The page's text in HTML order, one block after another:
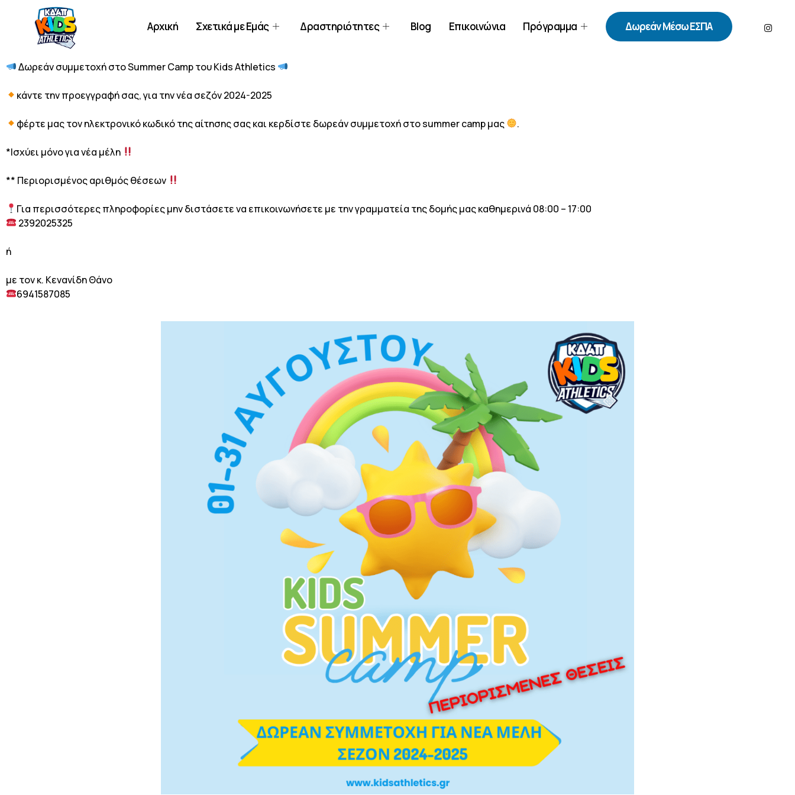
Αρχική Σχετικά με Εμάς Δραστηριότητες Blog Επικοινώνια Πρόγραμμα Δωρεάν Μέσω ΕΣΠΑ
Δωρεάν συμμετοχή στο Summer Camp του Kids Athletics
κάντε την προεγγραφή σας, για την νέα σεζόν 2024-2025
φέρτε μας τον ηλεκτρονικό κωδικό της αίτησης σας και κερδίστε δωρεάν συμμετοχή στο summer camp μας .
*Ισχύει μόνο για νέα μέλη
** Περιορισμένος αριθμός θέσεων
Για περισσότερες πληροφορίες μην διστάσετε να επικοινωνήσετε με την γραμματεία της δομής μας καθημερινά 08:00 – 17:00
2392025325
ή
με τον κ. Κενανίδη Θάνο
6941587085